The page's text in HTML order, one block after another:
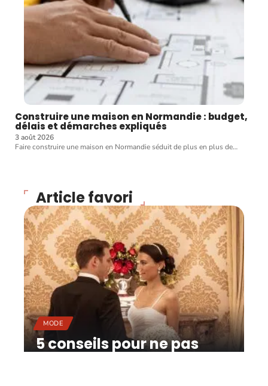
Construire une maison en Normandie : budget,
délais et démarches expliqués
3 août 2026
Faire construire une maison en Normandie séduit de plus en plus de…
Article favori
MODE
5 conseils pour ne pas